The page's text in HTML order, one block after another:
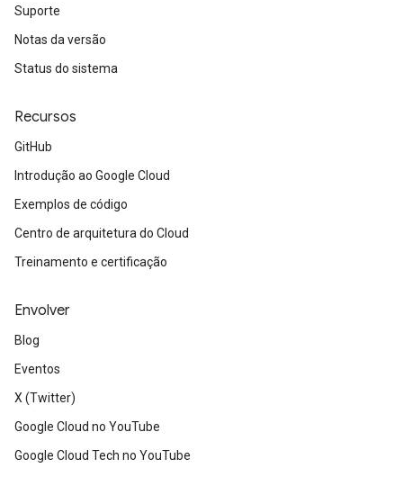
Suporte
Notas da versão
Status do sistema
Recursos
GitHub
Introdução ao Google Cloud
Exemplos de código
Centro de arquitetura do Cloud
Treinamento e certificação
Envolver
Blog
Eventos
X (Twitter)
Google Cloud no YouTube
Google Cloud Tech no YouTube